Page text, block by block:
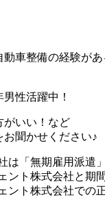
車整備の経験があ
性活躍中！
がいい！など
聞かせください♪
は「無期雇用派遣
ント株式会社と期
ント株式会社での